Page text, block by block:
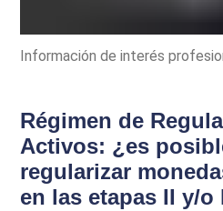
Información de interés
Régimen de
Activos: ¿es
regularizar
en las etapas II y/o